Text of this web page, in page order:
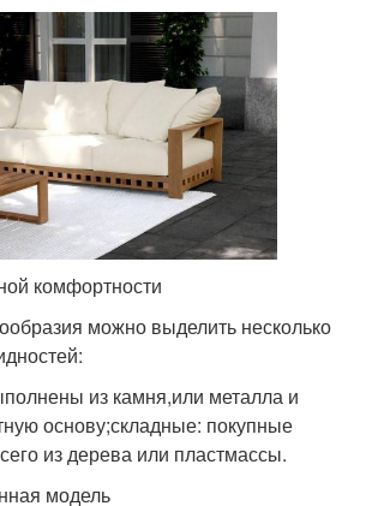
комфортности
можно выделить несколько
из камня,или металла и
основу;складные: покупные
из дерева или пластмассы.
модель